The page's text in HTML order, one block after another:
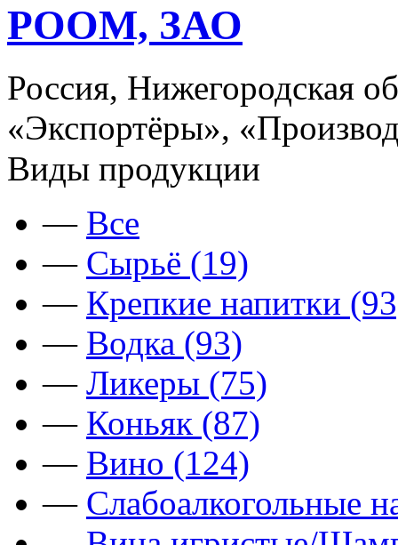
РООМ, ЗАО
Россия, Нижегородская
«Экспортёры»,
Виды продукции
— Все
— Сырьё (19)
— Крепкие напитки
— Водка (93)
— Ликеры (75)
— Коньяк (87)
— Вино (124)
— Слабоалкогольные